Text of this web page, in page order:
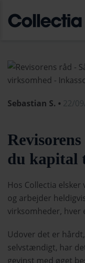
Sebastian S. • 22/
du kapital
Hos Collectia
og arbejder
virksomheder, hver
Udover det er
selvstændigt, har
gevinst med øget